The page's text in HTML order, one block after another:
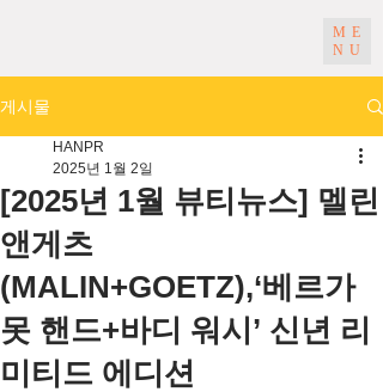
ME
NU
게시물
[2025년 1월 뷰티뉴스] 멜린
앤게츠
(MALIN+GOETZ),‘베르가
못 핸드+바디 워시’ 신년 리
미티드 에디션
HANPR
2025년 1월 2일